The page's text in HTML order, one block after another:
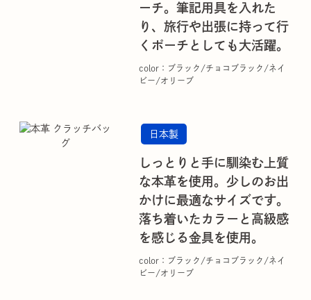
ーチ。筆記用具を入れた
り、旅行や出張に持って行
くポーチとしても大活躍。
color：ブラック/チョコブラック/ネイ
ビー/オリーブ
日本製
しっとりと手に馴染む上質
な本革を使用。少しのお出
かけに最適なサイズです。
落ち着いたカラーと高級感
を感じる金具を使用。
color：ブラック/チョコブラック/ネイ
ビー/オリーブ